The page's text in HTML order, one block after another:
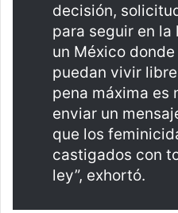
decisión,
para seguir en
un México
puedan vivir
pena máxima es
enviar un
que los
castigados con
ley”, exhortó.